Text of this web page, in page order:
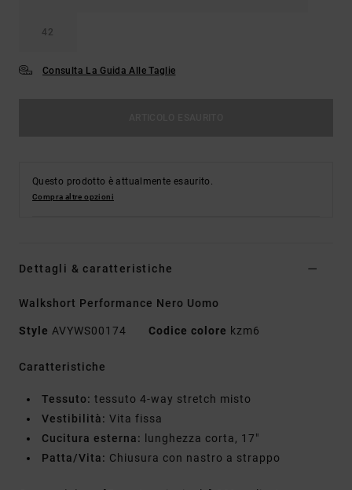
42
Consulta La Guida Alle Taglie
Questo prodotto è attualmente esaurito.
Compra altre opzioni
Dettagli & caratteristiche
Walkshort Performance Nero Uomo
Style AVYWS00174 Codice colore kzm6
Caratteristiche
Tessuto: tessuto 4-way stretch misto
Vestibilità: Vita fissa
Cucitura esterna:
lunghezza corta, 17"
Patta/Vita: Chiusura con nastro a strappo